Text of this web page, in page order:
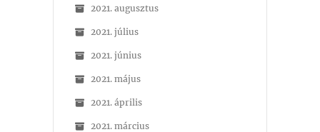
2021. augusztus
2021. július
2021. június
2021. május
2021. április
2021. március